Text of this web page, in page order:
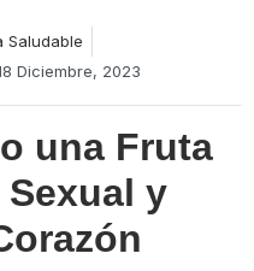
Saludable
Diciembre, 2023
una Fruta
Sexual y